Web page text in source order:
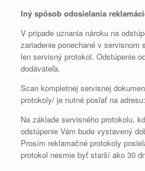
Iný spôsob odosielania
V prípade uznania nároku na
zariadenie ponechané v servisnom
len servisný protokol. Odstúpenie
dodávateľa.
Scan kompletnej servisnej
protokoly/ je nutné poslať na adresu:
Na základe servisného protokolu,
odstúpenie Vám bude vystavený
Prosím reklamačné protokoly
protokol nesmie byť starší ako 30